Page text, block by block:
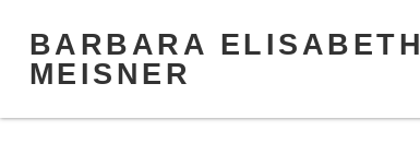
BARBARA ELISABETH
MEISNER